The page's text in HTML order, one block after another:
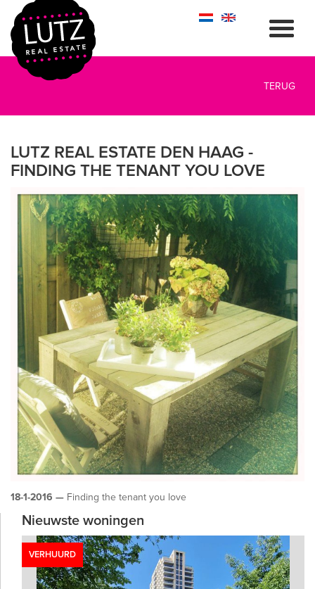
TERUG
LUTZ REAL ESTATE DEN HAAG -
FINDING THE TENANT YOU LOVE
18-1-2016 — Finding the tenant you love
Nieuwste woningen
VERHUURD